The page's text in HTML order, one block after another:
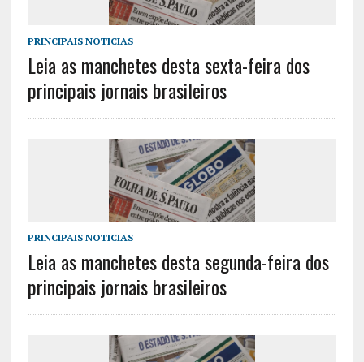
PRINCIPAIS NOTICIAS
Leia as manchetes desta sexta-feira dos
principais jornais brasileiros
PRINCIPAIS NOTICIAS
Leia as manchetes desta segunda-feira dos
principais jornais brasileiros